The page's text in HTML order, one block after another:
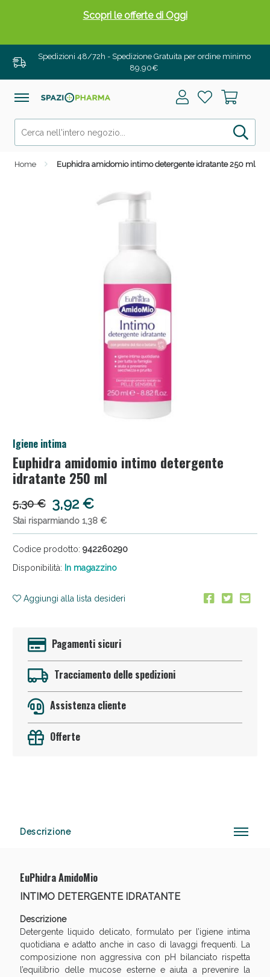
Spedizioni 48/72h - Spedizione Gratuita per ordine minimo
89,90€
Home Euphidra amidomio intimo detergente idratante 250 ml
Igiene intima
Euphidra amidomio intimo detergente
idratante 250 ml
5,30 € 3,92 €
Stai risparmiando 1,38 €
Codice prodotto: 942260290
Disponibilità: In magazzino
Aggiungi alla lista desideri
Pagamenti sicuri
Tracciamento delle spedizioni
Assistenza cliente
Offerte
Descrizione
EuPhidra AmidoMio
INTIMO DETERGENTE IDRATANTE
Descrizione
Detergente liquido delicato, formulato per l’igiene intima
quotidiana e adatto anche in caso di lavaggi frequenti. La
composizione non aggressiva con pH bilanciato rispetta
l’equilibrio delle mucose esterne e aiuta a prevenire la
Scopri le offerte di Oggi
Salini e Multivitaminici: oggi Sconto extra fino al
Anticellulite e Fanghi: Sconto fino al 40% valido
oggi!